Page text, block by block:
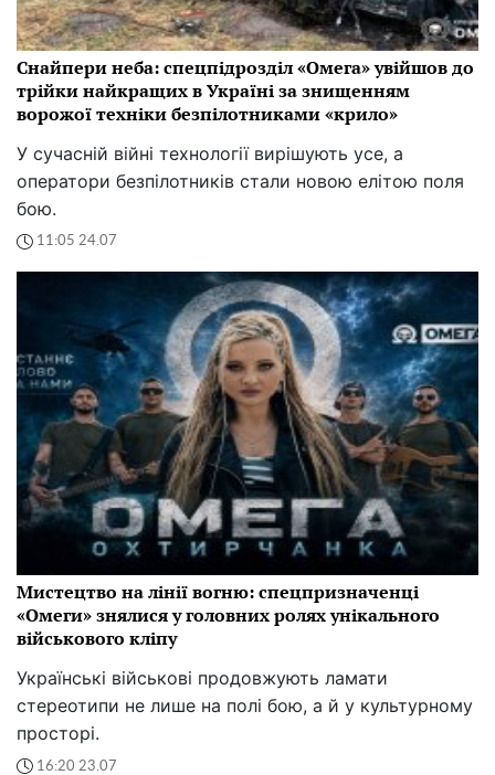
Снайпери неба: спецпідрозділ «Омега» увійшов до
трійки найкращих в Україні за знищенням
ворожої техніки безпілотниками «крило»
У сучасній війні технології вирішують усе, а
оператори безпілотників стали новою елітою поля
бою.
11:05 24.07
Мистецтво на лінії вогню: спецпризначенці
«Омеги» знялися у головних ролях унікального
військового кліпу
Українські військові продовжують ламати
стереотипи не лише на полі бою, а й у культурному
просторі.
16:20 23.07